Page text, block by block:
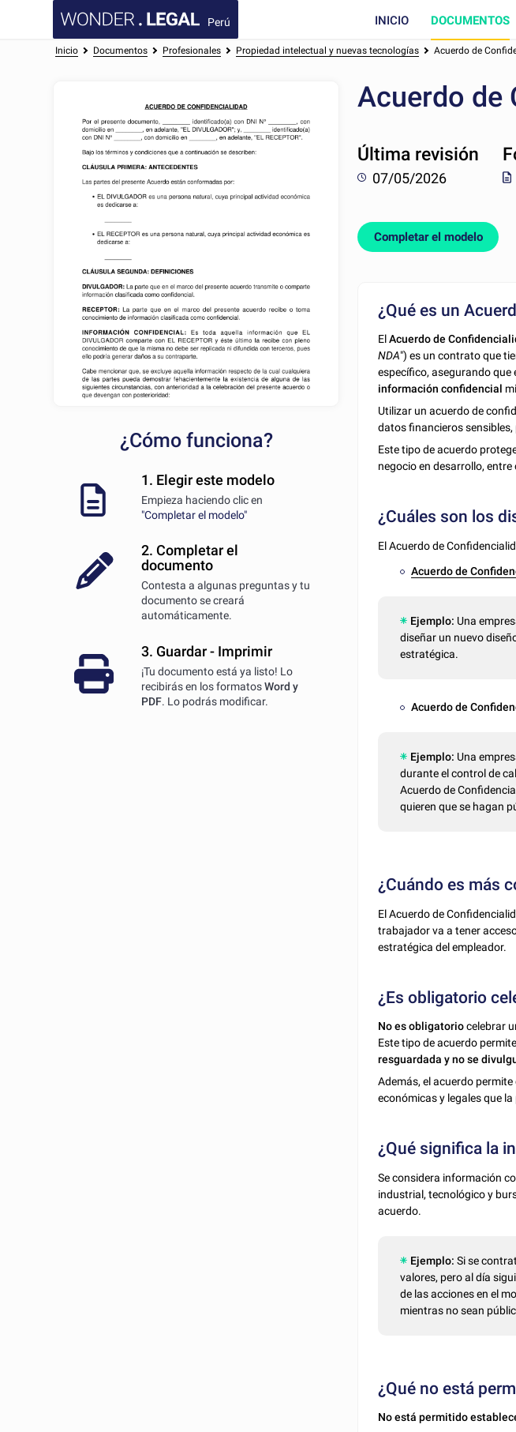
Perú INICIO DOCUMENTOS
Inicio Documentos Profesionales Propiedad intelectual y nuevas tecnologías Acuerdo de
¿Cómo funciona?
1. Elegir este modelo
Empieza haciendo clic en
"Completar el modelo"
2. Completar el
documento
Contesta a algunas preguntas y tu
documento se creará
automáticamente.
3. Guardar - Imprimir
¡Tu documento está ya listo! Lo
recibirás en los formatosWord y
PDF. Lo podrás modificar.
Acuerdo de
Última revisión
07/05/2026
Completar el modelo
¿Qué es un
ElAcuerdo de
NDA") es un contrato que
específico, asegurando
información confidencial
Utilizar un acuerdo de
datos financieros
Este tipo de acuerdo
negocio en desarrollo, entre
¿Cuáles son los
El Acuerdo de
Acuerdo de
Ejemplo: Una
diseñar un nuevo
estratégica.
Acuerdo de
Ejemplo: Una
durante el control de
Acuerdo de
quieren que se hagan
¿Cuándo es más
El Acuerdo de
trabajador va a tener
estratégica del empleador.
¿Es obligatorio
No es obligatoriocelebrar
Este tipo de acuerdo permite
resguardada y no se
Además, el acuerdo
económicas y legales que
¿Qué significa la
Se considera información
industrial, tecnológico y
acuerdo.
Ejemplo: Si se
valores, pero al día
de las acciones en el
mientras no sean
¿Qué no está
No está permitido